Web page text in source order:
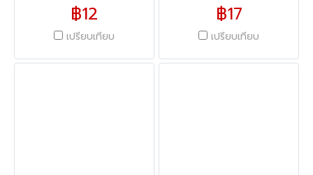
฿12
เปรียบเทียบ
฿17
เปรียบเทียบ